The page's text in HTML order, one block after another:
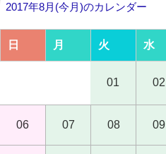
2017年8月(今月)のカレンダー
日 月 火 水
01 02
06 07 08 09